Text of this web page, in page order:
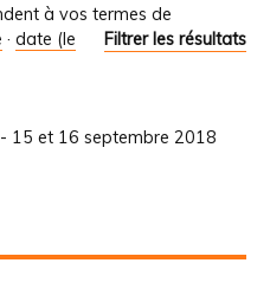
à vos termes de
Filtrer les résultats
· date (le
- 15 et 16 septembre 2018